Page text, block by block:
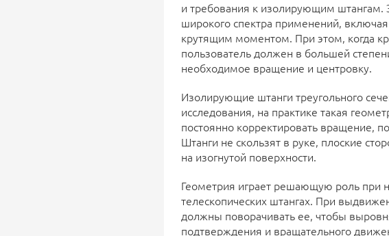
и требования к изолирующим штангам.
широкого спектра применений,
крутящим моментом. При этом, когда
пользователь должен в большей
необходимое вращение и центровку.
Изолирующие штанги треугольного
исследования, на практике такая
постоянно корректировать вращение,
Штанги не скользят в руке, плоские
на изогнутой поверхности.
Геометрия играет решающую роль при
телескопических штангах. При
должны поворачивать ее, чтобы
подтверждения и вращательного